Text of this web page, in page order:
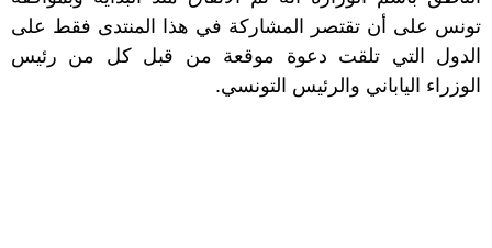
تونس على أن تقتصر المشاركة في هذا المنتدى فقط على
الدول التي تلقت دعوة موقعة من قبل كل من رئيس
الوزراء الياباني والرئيس التونسي.